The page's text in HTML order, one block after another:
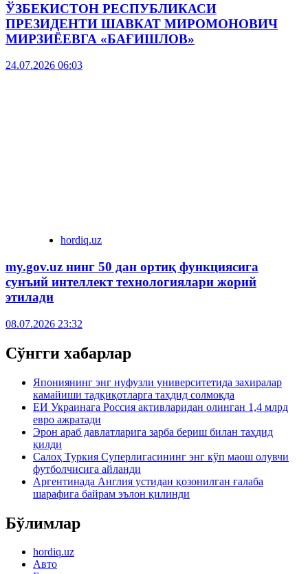
ЎЗБЕКИСТОН РЕСПУБЛИКАСИ
ПРЕЗИДЕНТИ ШАВКАТ МИРОМОНОВИЧ
МИРЗИЁЕВГА «БАҒИШЛОВ»
24.07.2026 06:03
hordiq.uz
my.gov.uz нинг 50 дан ортиқ функциясига
сунъий интеллект технологиялари жорий
этилади
08.07.2026 23:32
Сўнгги хабарлар
Япониянинг энг нуфузли университетида захиралар
камайиши тадқиқотларга таҳдид солмоқда
ЕИ Украинага Россия активларидан олинган 1,4 млрд
евро ажратади
Эрон араб давлатларига зарба бериш билан таҳдид
қилди
Салоҳ Туркия Суперлигасининг энг кўп маош олувчи
футболчисига айланди
Аргентинада Англия устидан қозонилган ғалаба
шарафига байрам эълон қилинди
Бўлимлар
hordiq.uz
Авто